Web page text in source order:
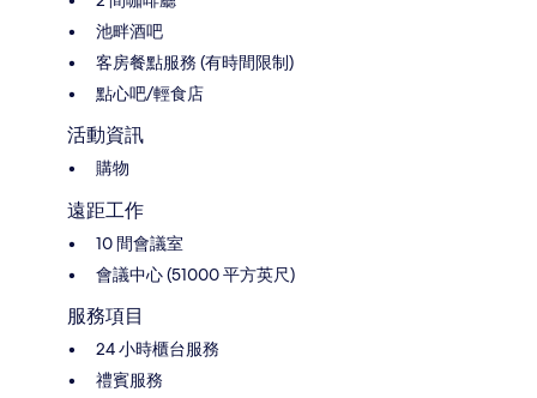
池畔酒吧
客房餐點服務 (有時間限制)
點心吧/輕食店
活動資訊
購物
遠距工作
10 間會議室
會議中心 (51000 平方英尺)
服務項目
24 小時櫃台服務
禮賓服務